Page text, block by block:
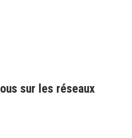
sur les réseaux